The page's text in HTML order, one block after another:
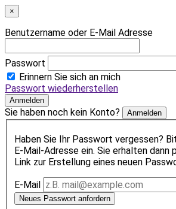
×
Benutzername oder E-Mail Adresse
Passwort
Erinnern Sie sich an mich
Passwort wiederherstellen
Anmelden
Sie haben noch kein Konto? Anmelden
Haben Sie Ihr Passwort vergessen?
E-Mail-Adresse ein. Sie erhalten dann
Link zur Erstellung eines neuen
E-Mail
Neues Passwort anfordern